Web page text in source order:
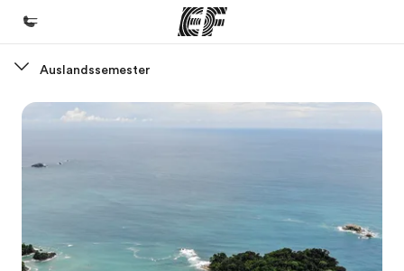
Willkommen bei EF
Büros in der Nähe
Auslandssemester